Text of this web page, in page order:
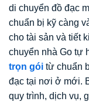
di chuyển đồ đạc
chuẩn bị kỹ càng
cho tài sản và tiết
chuyển nhà Go tự
trọn gói từ chuẩn
đạc tại nơi ở mới.
quy trình, dịch vụ,